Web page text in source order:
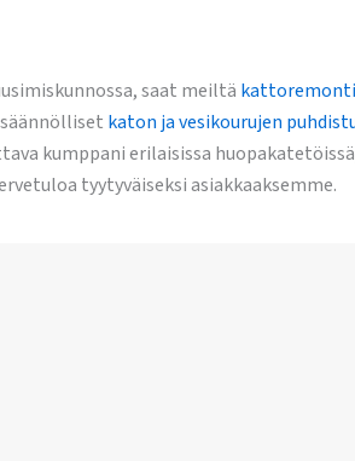
saat meiltä
katon ja vesikourujen
kumppani erilaisissa
tyytyväiseksi asiakkaaksemme.